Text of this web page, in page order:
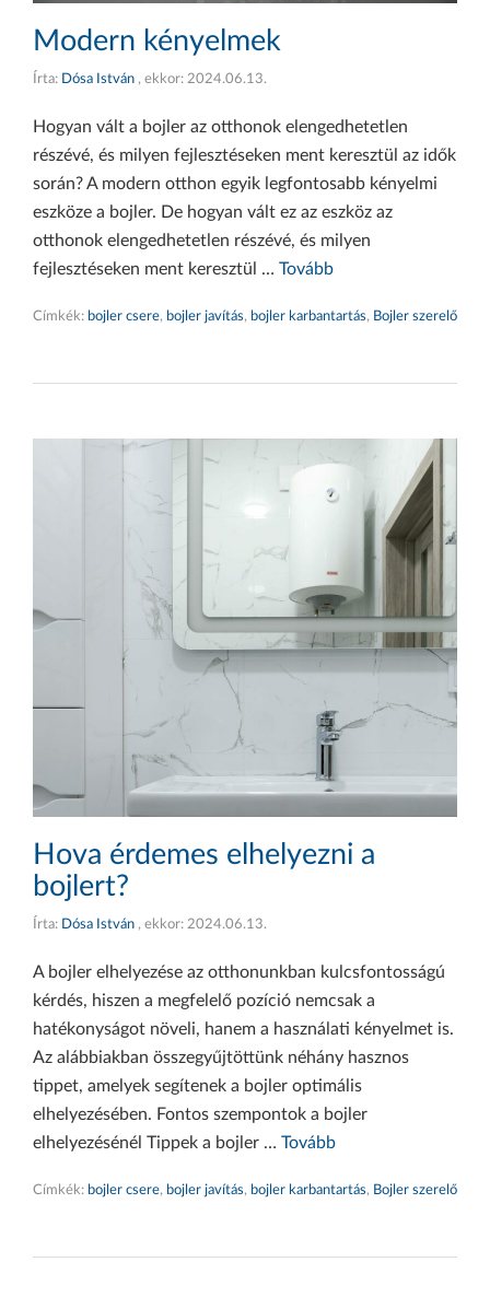
Modern kényelmek
Írta: Dósa István , ekkor: 2024.06.13.
Hogyan vált a bojler az otthonok elengedhetetlen
részévé, és milyen fejlesztéseken ment keresztül az idők
során? A modern otthon egyik legfontosabb kényelmi
eszköze a bojler. De hogyan vált ez az eszköz az
otthonok elengedhetetlen részévé, és milyen
fejlesztéseken ment keresztül … Tovább
Címkék: bojler csere, bojler javítás, bojler karbantartás, Bojler szerelő
Hova érdemes elhelyezni a
bojlert?
Írta: Dósa István , ekkor: 2024.06.13.
A bojler elhelyezése az otthonunkban kulcsfontosságú
kérdés, hiszen a megfelelő pozíció nemcsak a
hatékonyságot növeli, hanem a használati kényelmet is.
Az alábbiakban összegyűjtöttünk néhány hasznos
tippet, amelyek segítenek a bojler optimális
elhelyezésében. Fontos szempontok a bojler
elhelyezésénél Tippek a bojler … Tovább
Címkék: bojler csere, bojler javítás, bojler karbantartás, Bojler szerelő